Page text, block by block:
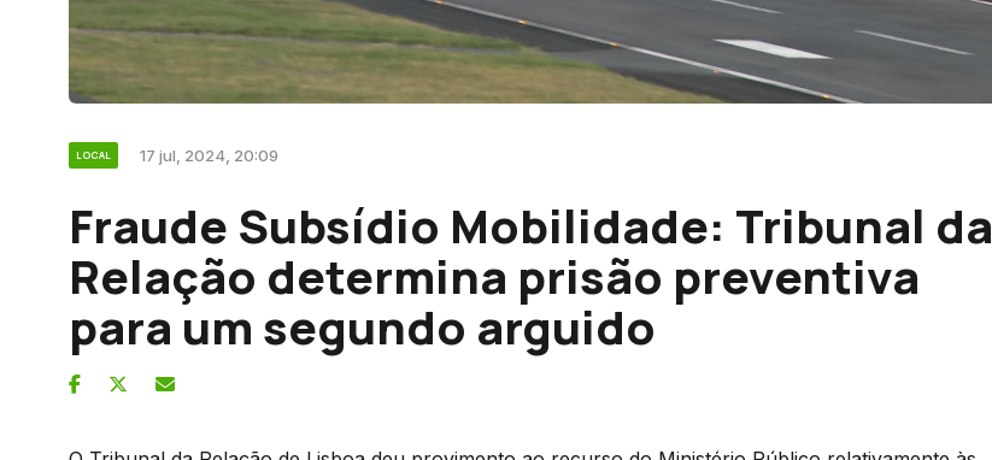
LOCAL 17 jul, 2024, 20:09
Fraude Subsídio Mobilidade: Tribunal da
Relação determina prisão preventiva
para um segundo arguido